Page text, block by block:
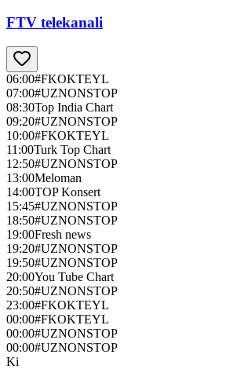
FTV telekanali
06:00#FKOKTEYL
07:00#UZNONSTOP
08:30Top India Chart
09:20#UZNONSTOP
10:00#FKOKTEYL
11:00Turk Top Chart
12:50#UZNONSTOP
13:00Meloman
14:00TOP Konsert
15:45#UZNONSTOP
18:50#UZNONSTOP
19:00Fresh news
19:20#UZNONSTOP
19:50#UZNONSTOP
20:00You Tube Chart
20:50#UZNONSTOP
23:00#FKOKTEYL
00:00#FKOKTEYL
00:00#UZNONSTOP
00:00#UZNONSTOP
Ki